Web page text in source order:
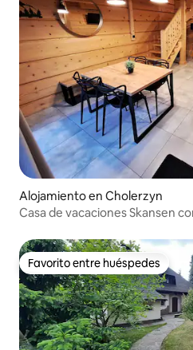
Alojamiento en Cholerzyn
Casa de vacaciones Skansen
Favorito entre huéspedes
Favorito entre huéspedes